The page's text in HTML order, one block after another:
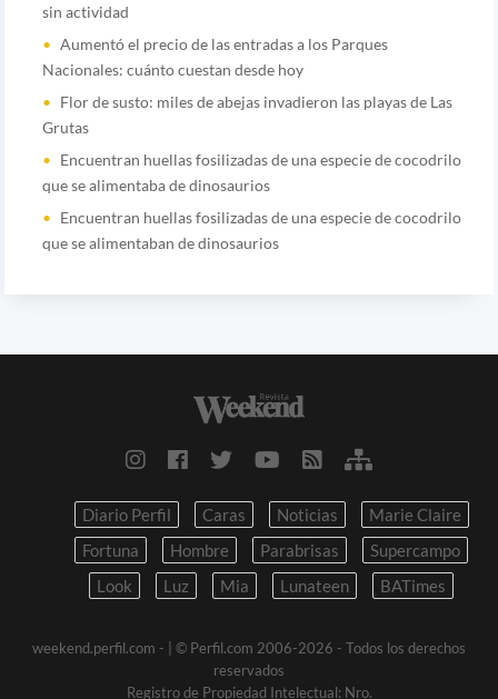
sin actividad
Aumentó el precio de las entradas a los Parques
Nacionales: cuánto cuestan desde hoy
Flor de susto: miles de abejas invadieron las playas de Las
Grutas
Encuentran huellas fosilizadas de una especie de cocodrilo
que se alimentaba de dinosaurios
Encuentran huellas fosilizadas de una especie de cocodrilo
que se alimentaban de dinosaurios
Diario Perfil Caras Noticias
Marie Claire
Fortuna
Hombre Parabrisas
Supercampo
Look
Luz Mia Lunateen BATimes
weekend.perfil.com -
| © Perfil.com 2006-2026 - Todos los derechos
reservados
Registro de Propiedad Intelectual: Nro.